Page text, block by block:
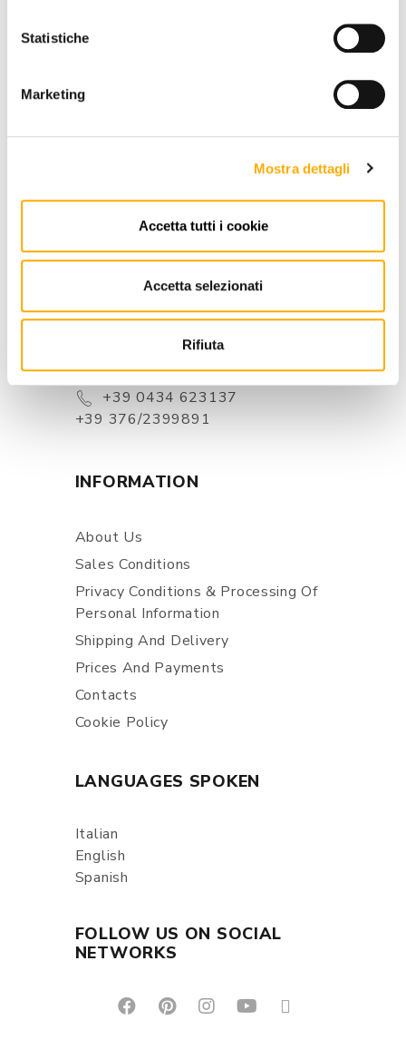
Statistiche
Marketing
Mostra dettagli
Accetta tutti i cookie
Accetta selezionati
Rifiuta
INFORMATION
Zoppola 33080 (PN) - Italia
+39 0434 623137
+39 376/2399891
INFORMATION
About Us
Sales Conditions
Privacy Conditions & Processing Of
Personal Information
Shipping And Delivery
Prices And Payments
Contacts
Cookie Policy
LANGUAGES SPOKEN
Italian
English
Spanish
FOLLOW US ON SOCIAL
NETWORKS